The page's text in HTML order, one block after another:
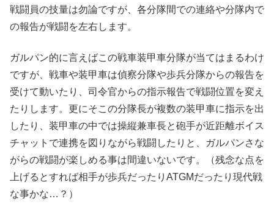
戦闘員の技量は勿論ですが、各分隊間での連絡や分隊内で
の報告が戦闘を左右します。
ガルパン的に言えばこの戦車装甲車分隊が当てはまるわけ
ですが、戦車や装甲車は偵察分隊や歩兵分隊からの報告を
受けて動いたり、司令官からの指示報告で戦闘位置を変え
たりします。更にそこの分隊長が複数の装甲車に指示を出
したり、装甲車の中では操縦兼車長と砲手が近距離ボイス
チャットで連携を図りながら戦闘したりと、ガルパンさな
がらの戦闘が楽しめる事は間違いないです。（残念な点を
上げるとすれば相手が歩兵だったりATGMだったり現代戦
な事かな…？）